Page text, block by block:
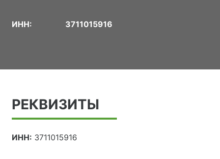
ИНН: 3711015916
РЕКВИЗИТЫ
ИНН: 3711015916